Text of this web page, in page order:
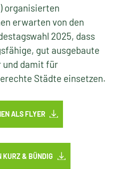
organisierten
erwarten von den
2025, dass
gut ausgebaute
damit für
Städte einsetzen.
ALS FLYER
KURZ & BÜNDIG